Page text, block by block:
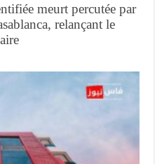
meurt percutée par
relançant le